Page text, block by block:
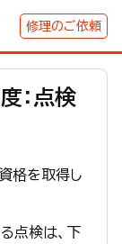
修理のご依頼
：点検
格を取得し
点検は、下